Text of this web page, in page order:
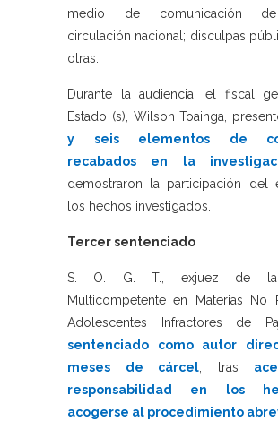
medio de comunicación
circulación nacional; disculpas
otras.
Durante la audiencia, el fiscal
Estado (s), Wilson Toainga,
y seis elementos de
recabados en la
demostraron la participación del
los hechos investigados.
Tercer sentenciado
S. O. G. T., exjuez de la
Multicompetente en Materias No
Adolescentes Infractores de
sentenciado como autor
meses de cárcel, tras
responsabilidad en los
acogerse al procedimiento